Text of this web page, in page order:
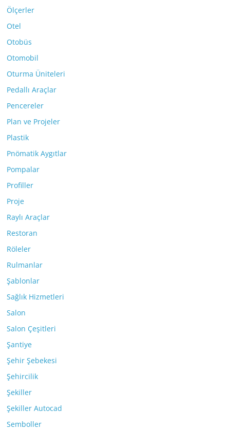
Ölçerler
Otel
Otobüs
Otomobil
Oturma Üniteleri
Pedallı Araçlar
Pencereler
Plan ve Projeler
Plastik
Pnömatik Aygıtlar
Pompalar
Profiller
Proje
Raylı Araçlar
Restoran
Röleler
Rulmanlar
Şablonlar
Sağlık Hizmetleri
Salon
Salon Çeşitleri
Şantiye
Şehir Şebekesi
Şehircilik
Şekiller
Şekiller Autocad
Semboller